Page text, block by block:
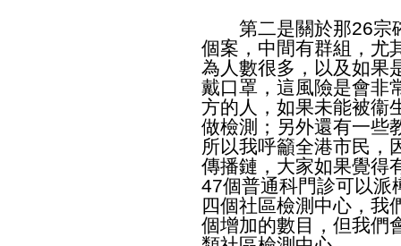
第二是關於那26宗
個案，中間有群組，尤
為人數很多，以及如果
戴口罩，這風險是會非
方的人，如果未能被衞
做檢測；另外還有一些
所以我呼籲全港市民，
傳播鏈，大家如果覺得
47個普通科門診可以派
四個社區檢測中心，我
個增加的數目，但我們